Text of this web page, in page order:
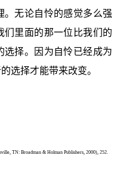
。无论自怜的感觉多么强
们里面的那一位比我们的
选择。因为自怜已经成为
选择才能带来改变。
TN: Broadman & Holman Publishers, 2000), 252.